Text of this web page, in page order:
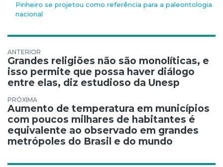
Pinheiro se projetou como referência para a paleontologia
nacional
Navegação de Post
Grandes religiões não são monolíticas, e
isso permite que possa haver diálogo
entre elas, diz estudioso da Unesp
Aumento de temperatura em municípios
com poucos milhares de habitantes é
equivalente ao observado em grandes
metrópoles do Brasil e do mundo